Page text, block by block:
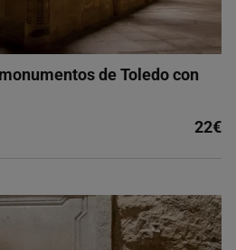
de Toledo con
22€